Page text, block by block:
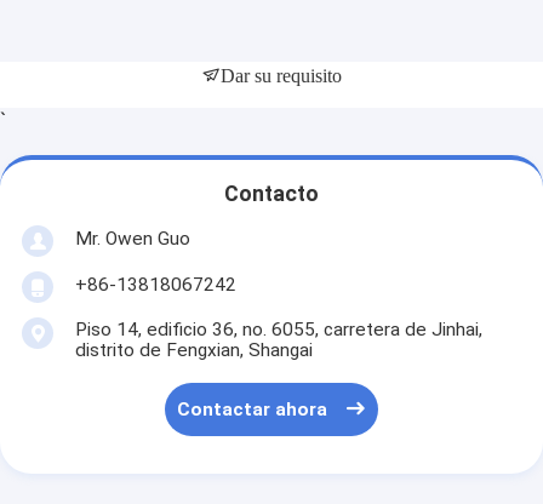
Dar su requisito
`
Contacto
Mr. Owen Guo
+86-13818067242
Piso 14, edificio 36, no. 6055, carretera de Jinhai,
distrito de Fengxian, Shangai
Contactar ahora